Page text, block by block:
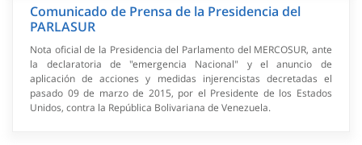
Comunicado de Prensa de la Presidencia del
PARLASUR
Nota oficial de la Presidencia del Parlamento del MERCOSUR, ante
la declaratoria de "emergencia Nacional" y el anuncio de
aplicación de acciones y medidas injerencistas decretadas el
pasado 09 de marzo de 2015, por el Presidente de los Estados
Unidos, contra la República Bolivariana de Venezuela.